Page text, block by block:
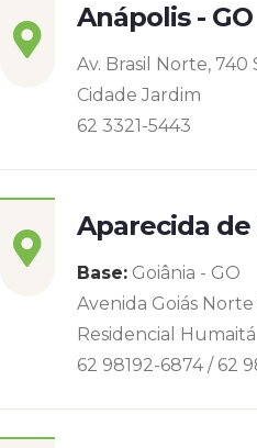
Anápolis - GO
Av. Brasil Norte, 740
Cidade Jardim
62 3321-5443
Aparecida de
Base: Goiânia - GO
Avenida Goiás Norte
Residencial Humaitá
62 98192-6874 / 62